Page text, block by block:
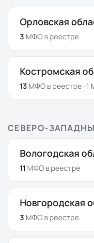
Орловская
3 МФОв реестре
Костромская
13 МФОв реестре ·
СЕВЕРО-
Вологодская
11 МФОв реестре
Новгородская
3 МФОв реестре